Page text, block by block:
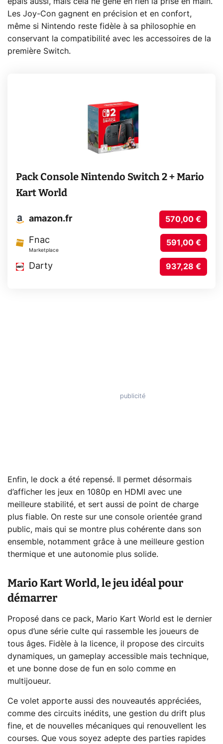
Les Joy-Con gagnent en précision et en confort,
même si Nintendo reste fidèle à sa philosophie en
conservant la compatibilité avec les accessoires de la
première Switch.
Pack Console Nintendo Switch 2 + Mario
Kart World
amazon.fr 570,00 €
Fnac
Marketplace
591,00 €
Darty 937,28 €
Enfin, le dock a été repensé. Il permet désormais
d’afficher les jeux en 1080p en HDMI avec une
meilleure stabilité, et sert aussi de point de charge
plus fiable. On reste sur une console orientée grand
public, mais qui se montre plus cohérente dans son
ensemble, notamment grâce à une meilleure gestion
thermique et une autonomie plus solide.
Mario Kart World, le jeu idéal pour
démarrer
Proposé dans ce pack, Mario Kart World est le dernier
opus d’une série culte qui rassemble les joueurs de
tous âges. Fidèle à la licence, il propose des circuits
dynamiques, un gameplay accessible mais technique,
et une bonne dose de fun en solo comme en
multijoueur.
Ce volet apporte aussi des nouveautés appréciées,
comme des circuits inédits, une gestion du drift plus
fine, et de nouvelles mécaniques qui renouvellent les
courses. Que vous soyez adepte des parties rapides